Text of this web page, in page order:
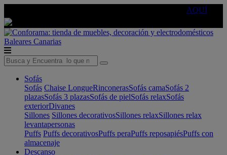
AQUÍ
Baleares Canarias
Sofás
Sofás Chaise LongueRinconerasSofás camaSofás 2
plazasSofás 3 plazasSofás de pielSofás relaxSofás
exteriorDivanes
Sillones Sillones decorativosSillones relaxSillones relax
levantapersonas
Puffs Puffs decorativosPuffs peraPuffs reposapiésPuffs con
almacenaje
Descanso